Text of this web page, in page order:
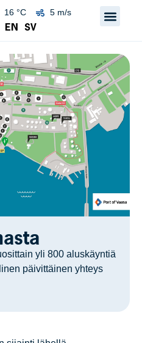
16 °C 5 m/s
EN SV
yli 800 aluskäyntiä
päivittäinen yhteys